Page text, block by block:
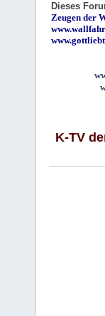
Dieses
Zeugen der
K-TV